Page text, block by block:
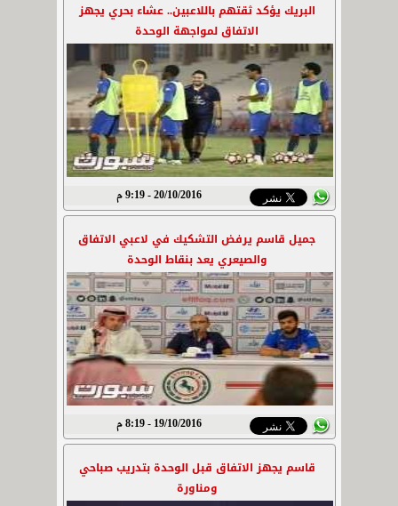
البريك يؤكد ثقتهم باللاعبين.. عشاء بحري يجهز
الاتفاق لمواجهة الوحدة
20/10/2016 - 9:19 م
جميل قاسم يرفض التشكيك في لاعبي الاتفاق
والصيعري يعد بنقاط الوحدة
19/10/2016 - 8:19 م
قاسم يجهز الاتفاق قبل الوحدة بتدريب صباحي
ومناورة